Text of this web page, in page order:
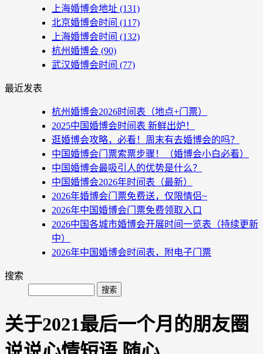
上海婚博会地址 (131)
北京婚博会时间 (117)
上海婚博会时间 (132)
杭州婚博会 (90)
武汉婚博会时间 (77)
最近发表
杭州婚博会2026时间表（地点+门票）
2025中国婚博会时间表 新鲜出炉！
逛婚博会攻略，必看！周末有去婚博会的吗？
中国婚博会门票索票步骤！（婚博会小白必看）
中国婚博会最吸引人的优势是什么？
中国婚博会2026年时间表（最新）
2026年婚博会门票免费送，仅限情侣~
2026年中国婚博会门票免费领取入口
2026中国各城市婚博会开展时间一览表（持续更新
中）
2026年中国婚博会时间表，附电子门票
搜索
关于2021最后一个月的朋友圈